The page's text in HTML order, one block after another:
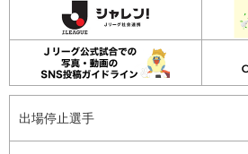
出場停止選手